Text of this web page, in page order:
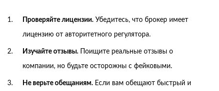
Проверяйте лицензии. Убедитесь, что брокер имеет
лицензию от авторитетного регулятора.
Изучайте отзывы. Поищите реальные отзывы о
компании, но будьте осторожны с фейковыми.
Не верьте обещаниям. Если вам обещают быстрый и